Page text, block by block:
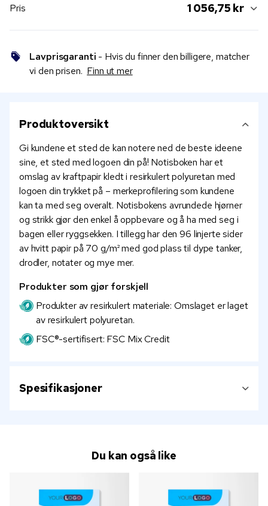
Pris 1 056,75 kr
Lavprisgaranti - Hvis du finner den billigere, matcher
vi den prisen. Finn ut mer
Produktoversikt
Gi kundene et sted de kan notere ned de beste ideene
sine, et sted med logoen din på! Notisboken har et
omslag av kraftpapir kledt i resirkulert polyuretan med
logoen din trykket på – merkeprofilering som kundene
kan ta med seg overalt. Notisbokens avrundede hjørner
og strikk gjør den enkel å oppbevare og å ha med seg i
bagen eller ryggsekken. I tillegg har den 96 linjerte sider
av hvitt papir på 70 g/m² med god plass til dype tanker,
drodler, notater og mye mer.
Produkter som gjør forskjell
Produkter av resirkulert materiale: Omslaget er laget
av resirkulert polyuretan.
FSC®-sertifisert: FSC Mix Credit
Spesifikasjoner
Du kan også like